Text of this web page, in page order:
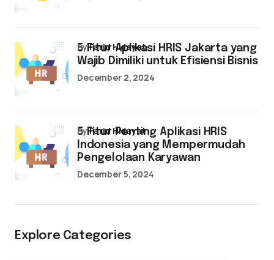
5 Fitur Aplikasi HRIS Jakarta yang
Wajib Dimiliki untuk Efisiensi Bisnis
byFarid Hidayat
December 2, 2024
5 Fitur Penting Aplikasi HRIS
Indonesia yang Mempermudah
Pengelolaan Karyawan
byFarid Hidayat
December 5, 2024
Explore Categories